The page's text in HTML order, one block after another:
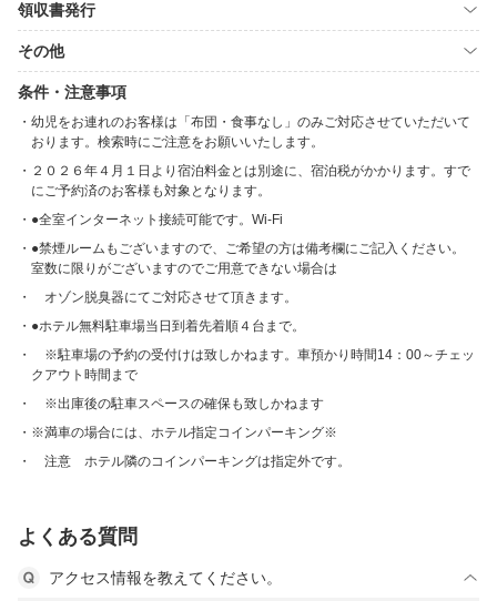
領収書発行
その他
条件・注意事項
幼児をお連れのお客様は「布団・食事なし」のみご対応させていただいて
おります。検索時にご注意をお願いいたします。
２０２６年４月１日より宿泊料金とは別途に、宿泊税がかかります。すで
にご予約済のお客様も対象となります。
●全室インターネット接続可能です。Wi-Fi
●禁煙ルームもございますので、ご希望の方は備考欄にご記入ください。
室数に限りがございますのでご用意できない場合は
オゾン脱臭器にてご対応させて頂きます。
●ホテル無料駐車場当日到着先着順４台まで。
※駐車場の予約の受付けは致しかねます。車預かり時間14：00～チェッ
クアウト時間まで
※出庫後の駐車スペースの確保も致しかねます
※満車の場合には、ホテル指定コインパーキング※
注意 ホテル隣のコインパーキングは指定外です。
よくある質問
アクセス情報を教えてください。